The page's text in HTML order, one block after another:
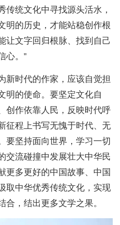
传统文化中寻找源头活水，
明的历史，才能站稳创作根
让文字回归根脉、找到自己
心。”
新时代的作家，应该自觉担
明的使命。要坚定文化自
创作依靠人民，反映时代呼
征程上书写无愧于时代、无
要坚持面向世界，学习一切
交流碰撞中发展壮大中华民
更多更好的中国故事、中国
取中华优秀传统文化，实现
合，结出更多文学之果。